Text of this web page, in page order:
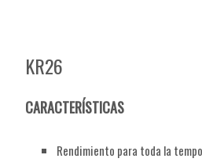
KR26
CARACTERÍSTICAS
Rendimiento para toda la